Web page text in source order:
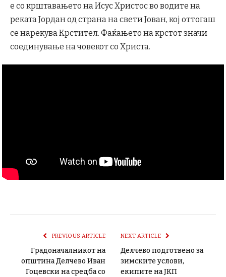
е со крштавањето на Исус Христос во водите на
реката Јордан од страна на свети Јован, кој оттогаш
се нарекува Крстител. Фаќањето на крстот значи
соединување на човекот со Христа.
PREVIOUS ARTICLE
Градоначалникот на
општина Делчево Иван
Гоцевски на средба со
NEXT ARTICLE
Делчево подготвено за
зимските услови,
екипите на ЈКП